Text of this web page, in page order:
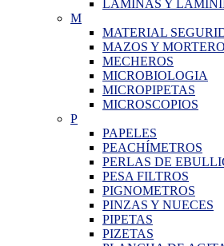
LAMINAS Y
M
MATERIAL
MAZOS Y
MECHEROS
MICROBIOLOGIA
MICROPIPETAS
MICROSCOPIOS
P
PAPELES
PEACHÍMETROS
PERLAS DE
PESA FILTROS
PIGNOMETROS
PINZAS Y NUECES
PIPETAS
PIZETAS